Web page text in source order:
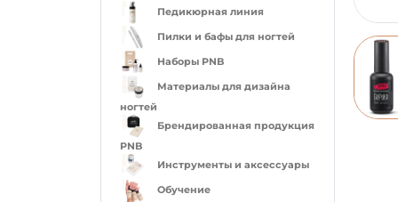
Педикюрная линия
Пилки и бафы для ногтей
Наборы PNB
Материалы для дизайна
ногтей
Брендированная продукция
PNB
Инструменты и аксессуары
Обучение